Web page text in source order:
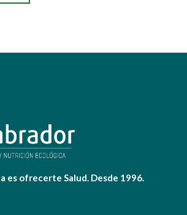
es ofrecerte Salud. Desde 1996.